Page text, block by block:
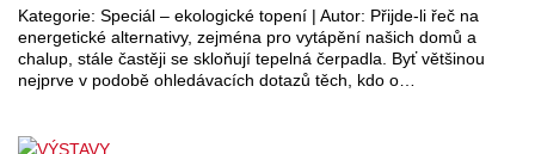
Kategorie: Speciál – ekologické topení | Autor: Přijde-li řeč na
energetické alternativy, zejména pro vytápění našich domů a
chalup, stále častěji se skloňují tepelná čerpadla. Byť většinou
nejprve v podobě ohledávacích dotazů těch, kdo o…